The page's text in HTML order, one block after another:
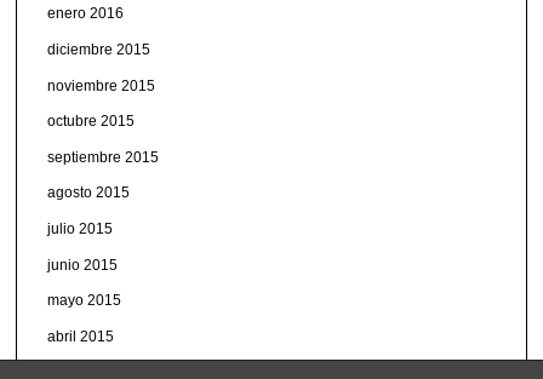
enero 2016
diciembre 2015
noviembre 2015
octubre 2015
septiembre 2015
agosto 2015
julio 2015
junio 2015
mayo 2015
abril 2015